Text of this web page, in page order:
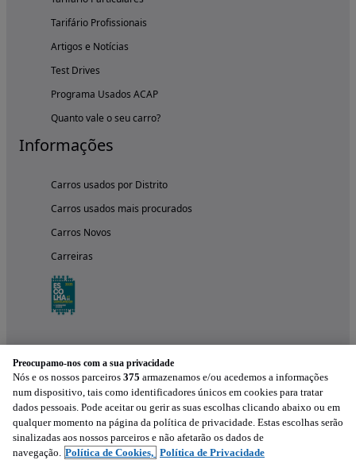
Tarifário Profissionais
Artigos e Notícias
Test Drives
Programa Usados ACAP
Quanto vale o seu carro?
Informações
Carros usados por Distrito
Carros usados mais procurados
Carros Novos
Carreiras
Experimenta a aplicação
Preocupamo-nos com a sua privacidade
Nós e os nossos parceiros 375 armazenamos e/ou acedemos a informações
num dispositivo, tais como identificadores únicos em cookies para tratar
dados pessoais. Pode aceitar ou gerir as suas escolhas clicando abaixo ou em
qualquer momento na página da política de privacidade. Estas escolhas serão
sinalizadas aos nossos parceiros e não afetarão os dados de
navegação. Política de Cookies, Política de Privacidade